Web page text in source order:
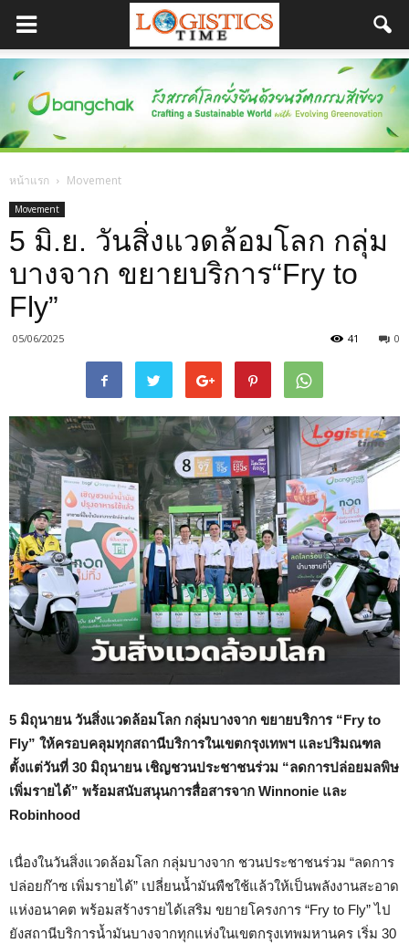
หน้าแรก Movement
Movement
5 มิ.ย. วันสิ่งแวดล้อมโลก กลุ่ม
บางจาก ขยายบริการ“Fry to
Fly”
05/06/2025 0
41
5 มิถุนายน วันสิ่งแวดล้อมโลก กลุ่มบางจาก ขยายบริการ “Fry to
Fly” ให้ครอบคลุมทุกสถานีบริการในเขตกรุงเทพฯ และปริมณฑล
ตั้งแต่วันที่ 30 มิถุนายน เชิญชวนประชาชนร่วม “ลดการปล่อยมลพิษ
เพิ่มรายได้” พร้อมสนับสนุนการสื่อสารจาก Winnonie และ
Robinhood
เนื่องในวันสิ่งแวดล้อมโลก กลุ่มบางจาก ชวนประชาชนร่วม “ลดการ
ปล่อยก๊าซ เพิ่มรายได้” เปลี่ยนน้ำมันพืชใช้แล้วให้เป็นพลังงานสะอาด
แห่งอนาคต พร้อมสร้างรายได้เสริม ขยายโครงการ “Fry to Fly” ไป
ยังสถานีบริการน้ำมันบางจากทุกแห่งในเขตกรุงเทพมหานคร เริ่ม 30